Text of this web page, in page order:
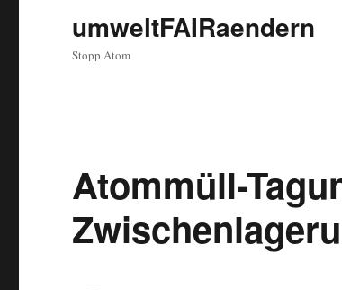
umweltFAIRaendern
Stopp Atom
Atommüll-